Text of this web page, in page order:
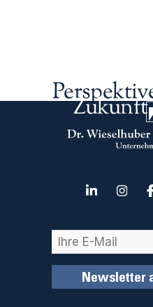
Newsletter
Zukunft